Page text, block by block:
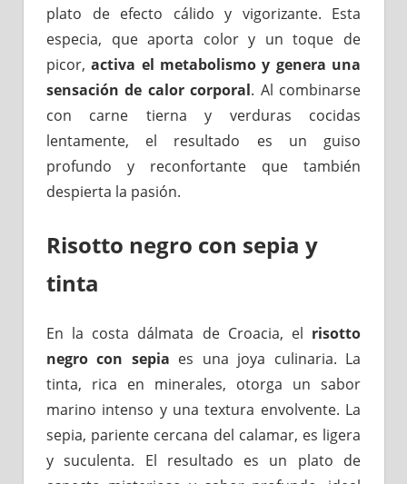
plato de efecto cálido y vigorizante. Esta
especia, que aporta color y un toque de
picor,activa el metabolismo y genera una
sensación de calor corporal. Al combinarse
con carne tierna y verduras cocidas
lentamente, el resultado es un guiso
profundo y reconfortante que también
despierta la pasión.
Risotto negro con sepia y
tinta
En la costa dálmata de Croacia, el risotto
negro con sepia es una joya culinaria. La
tinta, rica en minerales, otorga un sabor
marino intenso y una textura envolvente. La
sepia, pariente cercana del calamar, es ligera
y suculenta. El resultado es un plato de